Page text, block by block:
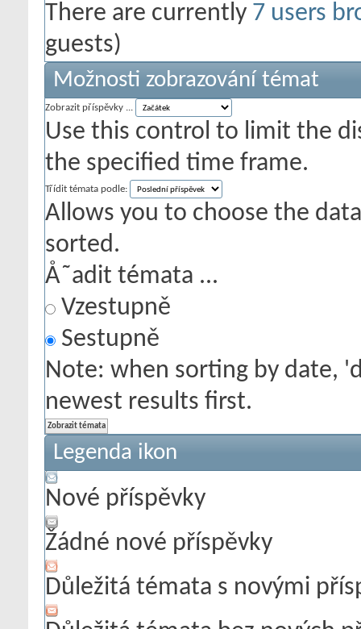
There are currently 7 users
guests)
Možnosti zobrazování témat
Zobrazit příspěvky ...
Use this control to limit the
the specified time frame.
Třídit témata podle:
Allows you to choose the
sorted.
Å˜adit témata ...
Vzestupně
Sestupně
Note: when sorting by date,
newest results first.
Legenda ikon
Nové příspěvky
Žádné nové příspěvky
Důležitá témata s novými